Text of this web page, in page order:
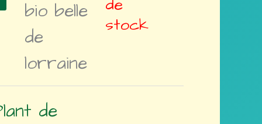
bio belle
de
lorraine
stock
de